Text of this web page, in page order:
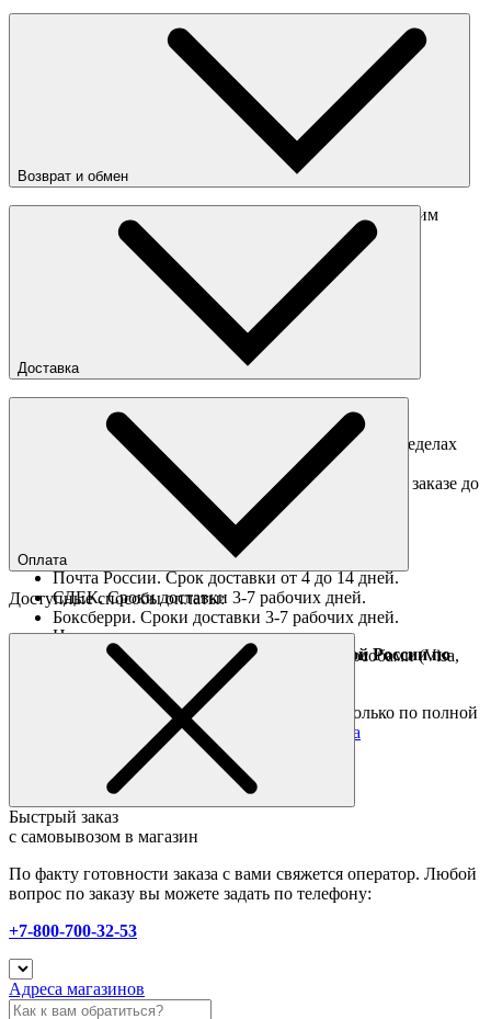
100% полиэстер
Возврат и обмен
Перед отправкой обмена обязательно свяжитесь с нашим
obmen@sneakerhead.ru
Подробные правила возврата товара
Доставка
Доставка по Москве
Доставка курьером в интервал 13:00-20:00 в пределах
МКАД 350 руб.
Доставка "день в день" в пределах МКАД (при заказе до
Ориентировочные сроки доставки по России
Почта России. Срок доставки от 4 до 14 дней.
СДЕК. Сроки доставки 3-7 рабочих дней.
Боксберри. Сроки доставки 3-7 рабочих дней.
Доставка за границу осуществляется Почтой России по
полной предоплате
Подробные условия
Оплата
Доступные способы оплаты:
Наличными при получении
Оплата он-лайн всеми популярными способами (Visa,
Mastercard и тд.)
Товары со скидкой отправляются по России только по полной
предоплате. Все подробности в разделе
оплата
Быстрый заказ
с самовывозом в магазин
По факту готовности заказа с вами свяжется оператор. Любой
вопрос по заказу вы можете задать по телефону:
+7-800-700-32-53
Адреса магазинов